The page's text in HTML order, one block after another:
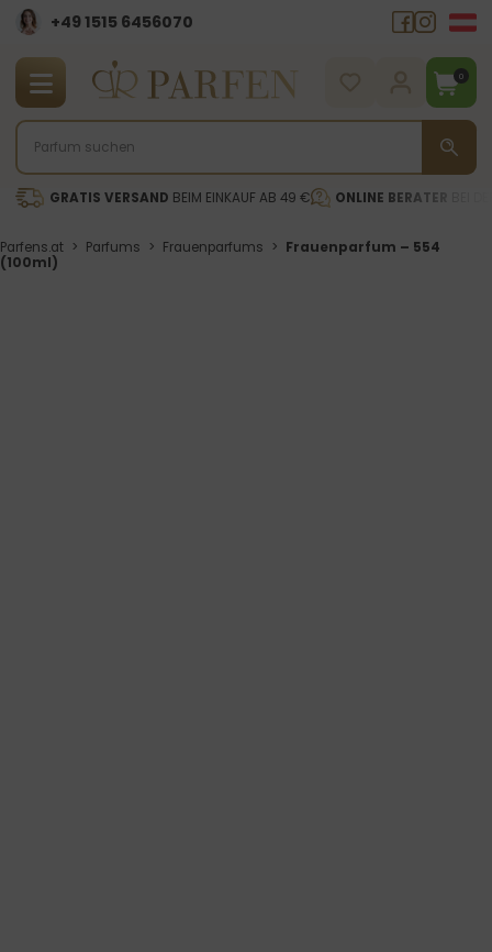
+49 1515 6456070
0
GRATIS VERSAND BEIM EINKAUF AB 49 € ONLINE BERATER
Parfens.at > Parfums > Frauenparfums > Frauenparfum – 554
(100ml)